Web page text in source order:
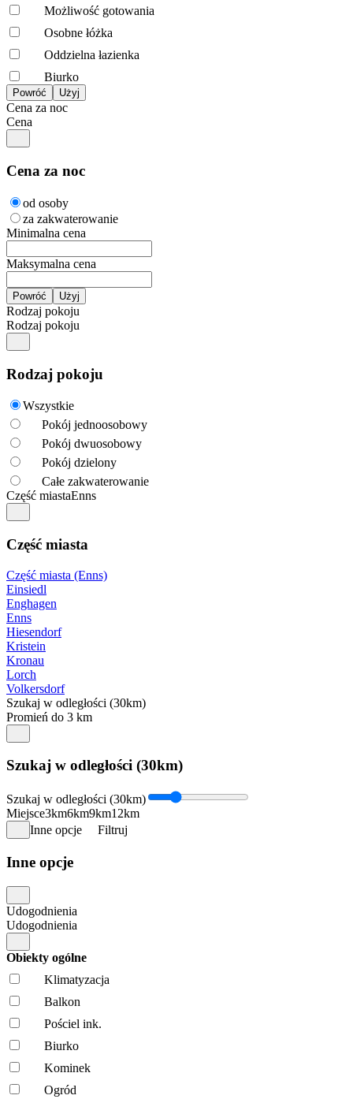
Możliwość gotowania
Osobne łóżka
Oddzielna łazienka
Biurko
Cena za noc
Cena
Cena za noc
od osoby
za zakwaterowanie
Minimalna cena
Maksymalna cena
Rodzaj pokoju
Rodzaj pokoju
Rodzaj pokoju
Wszystkie
Pokój jednoosobowy
Pokój dwuosobowy
Pokój dzielony
Całe zakwaterowanie
Część miastaEnns
Część miasta
Część miasta (Enns)
Einsiedl
Enghagen
Enns
Hiesendorf
Kristein
Kronau
Lorch
Volkersdorf
Szukaj w odległości (30km)
Promień do 3 km
Szukaj w odległości (30km)
Szukaj w odległości (30km)
Miejsce3km6km9km12km
Inne opcje
Filtruj
Inne opcje
Udogodnienia
Udogodnienia
Obiekty ogólne
Klimatyzacja
Balkon
Pościel ink.
Biurko
Kominek
Ogród